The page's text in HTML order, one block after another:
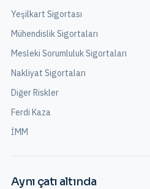
Yeşilkart Sigortası
Mühendislik Sigortaları
Mesleki Sorumluluk Sigortaları
Nakliyat Sigortaları
Diğer Riskler
Ferdi Kaza
İMM
Aynı çatı altında